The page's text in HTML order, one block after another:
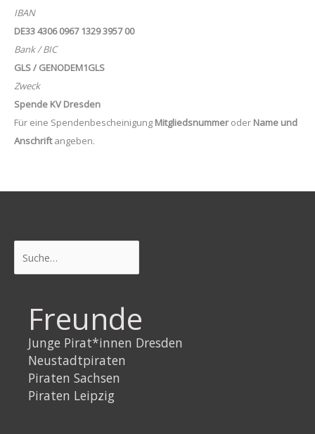
IBAN
DE33 4306 0967 1329 3957 00
Bank / BIC
GLS / GENODEM1GLS
Zweck
Spende KV Dresden
Für eine Spendenbescheinigung Mitgliedsnummeroder Name und
Anschriftangeben.
Freunde
Junge Pirat*innen Dresden
Neustadtpiraten
Piraten Sachsen
Piraten Leipzig